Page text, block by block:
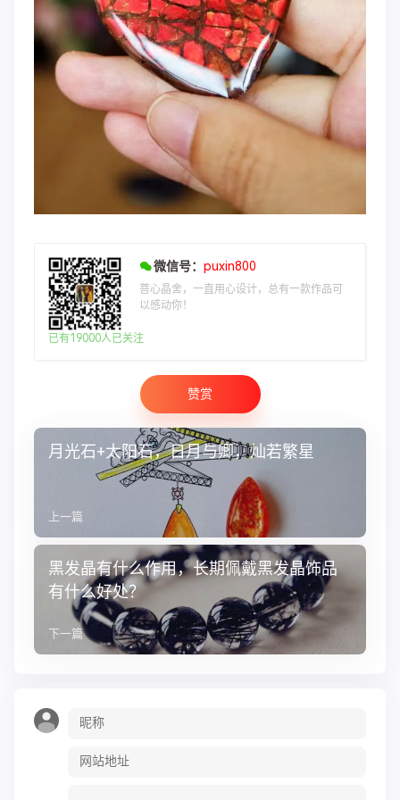
微信号： puxin800
菩心晶舍，一直用心设计，总有一款作品可
以感动你！
已有19000人已关注
赞赏
月光石+太阳石，日月与卿，灿若繁星
上一篇
黑发晶有什么作用，长期佩戴黑发晶饰品
有什么好处？
下一篇